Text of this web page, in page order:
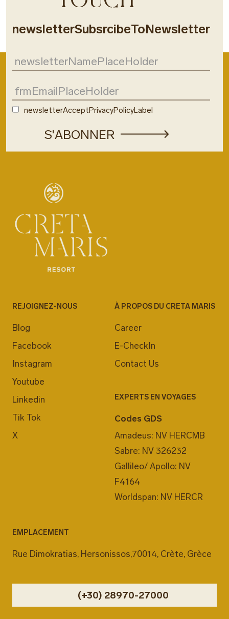
newsletterSubsrcibeToNewsletter
newsletterAcceptPrivacyPolicyLabel
REJOIGNEZ-NOUS
Blog
Facebook
Instagram
Youtube
Linkedin
Tik Tok
X
À PROPOS DU CRETA MARIS
Career
E-CheckIn
Contact Us
EXPERTS EN VOYAGES
Codes GDS
Amadeus: NV HERCMB
Sabre: NV 326232
Gallileo/ Apollo: NV
F4164
Worldspan: NV HERCR
EMPLACEMENT
Rue Dimokratias, Hersonissos,70014, Crète, Grèce
(+30) 28970-27000